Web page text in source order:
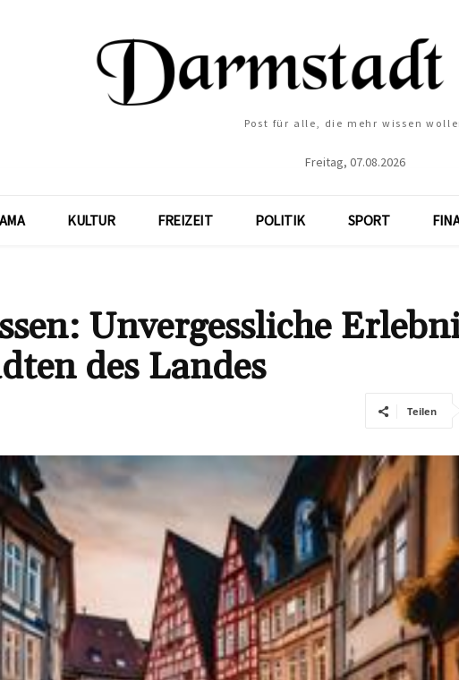
Post für alle, die mehr wissen
Freitag, 07.08.2026
KULTUR FREIZEIT POLITIK SPORT
Unvergessliche
des Landes
Teilen